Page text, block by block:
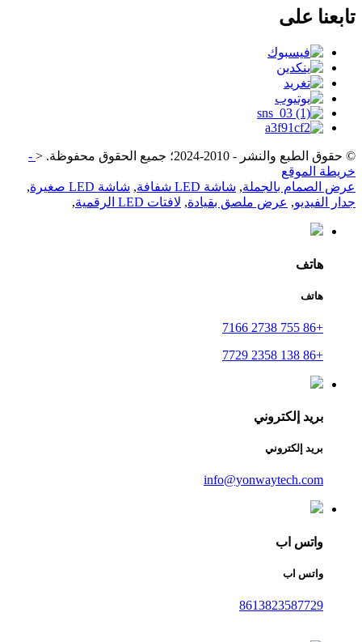
تابعنا على
© حقوق الطبع والنشر - 2010-2024؛ جميع الحقوق محفوظة. <
-
خريطة الموقع
عرض الصمام بالجملة, شاشة LED شفافة , شاشة LED صغيرة
,
جدار الفيديو, عرض ملصق بقيادة, لافتات LED الرقمية ,
هاتف
هاتف
+86 755 2738 7166
+86 138 2358 7729
بريد إلكتروني
بريد إلكتروني
info@yonwaytech.com
واتس اب
واتس اب
8613823587729